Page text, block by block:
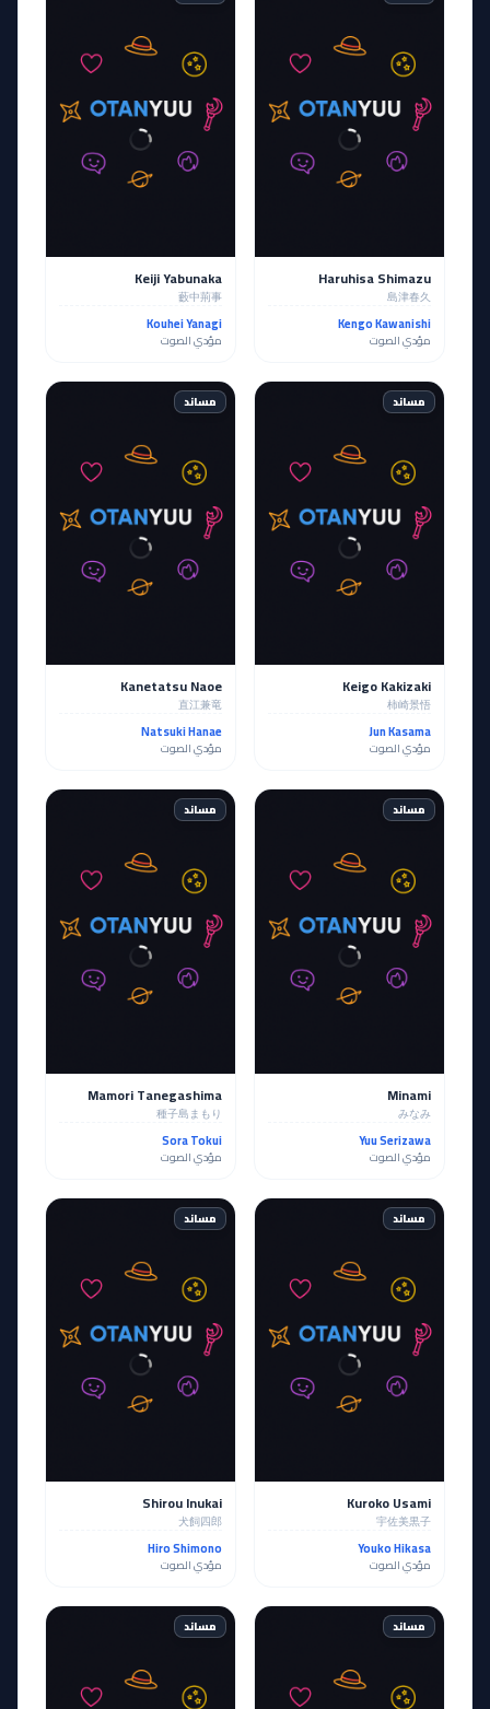
Haruhisa Shimazu
島津春久
Kengo Kawanishi
مؤدي الصوت
Keiji Yabunaka
藪中荊事
Kouhei Yanagi
مؤدي الصوت
مساند
Keigo Kakizaki
柿崎景悟
Jun Kasama
مؤدي الصوت
مساند
Kanetatsu Naoe
直江兼竜
Natsuki Hanae
مؤدي الصوت
مساند
Minami
みなみ
Yuu Serizawa
مؤدي الصوت
مساند
Mamori Tanegashima
種子島まもり
Sora Tokui
مؤدي الصوت
مساند
Kuroko Usami
宇佐美黒子
Youko Hikasa
مؤدي الصوت
مساند
Shirou Inukai
犬飼四郎
Hiro Shimono
مؤدي الصوت
مساند مساند